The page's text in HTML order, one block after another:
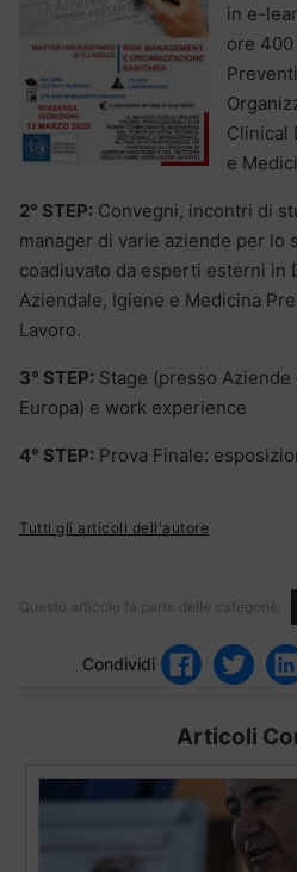
in e-
ore
Clinical
e
2° STEP: Convegni, incontri di
manager di varie aziende per lo
coadiuvato da esperti esterni in
Aziendale, Igiene e Medicina
Lavoro.
3° STEP: Stage (presso
Europa) e work experience
4° STEP: Prova Finale:
Tutti gli articoli dell'autore
Questo articolo fa parte delle categorie:
Condividi
Articoli